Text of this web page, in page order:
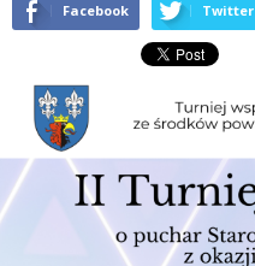
Facebook Twitter